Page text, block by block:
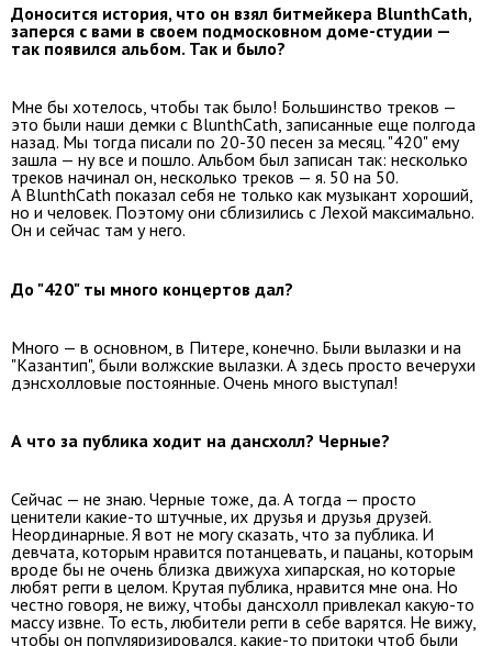
Доносится история, что он взял битмейкера BlunthCath,
заперся с вами в своем подмосковном доме-студии —
так появился альбом. Так и было?
Мне бы хотелось, чтобы так было! Большинство треков —
это были наши демки с BlunthCath, записанные еще полгода
назад. Мы тогда писали по 20-30 песен за месяц. "420" ему
зашла — ну все и пошло. Альбом был записан так: несколько
треков начинал он, несколько треков — я. 50 на 50.
А BlunthCath показал себя не только как музыкант хороший,
но и человек. Поэтому они сблизились с Лехой максимально.
Он и сейчас там у него.
До "420" ты много концертов дал?
Много — в основном, в Питере, конечно. Были вылазки и на
"Казантип", были волжские вылазки. А здесь просто вечерухи
дэнсхолловые постоянные. Очень много выступал!
А что за публика ходит на дансхолл? Черные?
Сейчас — не знаю. Черные тоже, да. А тогда — просто
ценители какие-то штучные, их друзья и друзья друзей.
Неординарные. Я вот не могу сказать, что за публика. И
девчата, которым нравится потанцевать, и пацаны, которым
вроде бы не очень близка движуха хипарская, но которые
любят регги в целом. Крутая публика, нравится мне она. Но
честно говоря, не вижу, чтобы дансхолл привлекал какую-то
массу извне. То есть, любители регги в себе варятся. Не вижу,
чтобы он популяризировался, какие-то притоки чтоб были